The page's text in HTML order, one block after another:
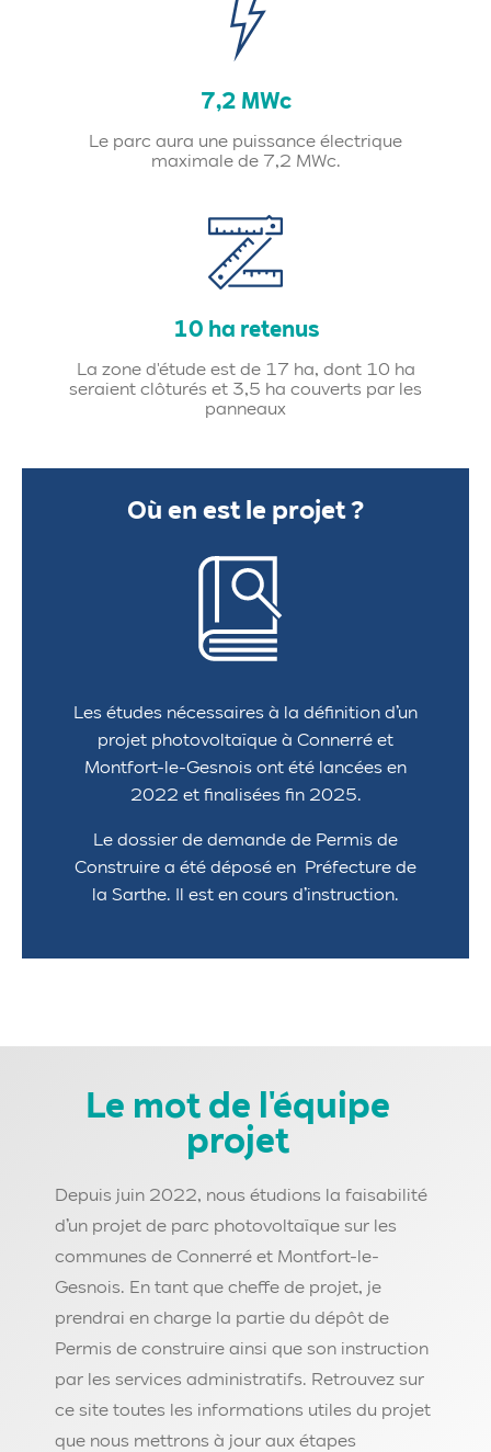
7,2 MWc
Le parc aura une puissance électrique
maximale de 7,2 MWc.
10 ha retenus
La zone d'étude est de 17 ha, dont 10 ha
seraient clôturés et 3,5 ha couverts par les
panneaux
Où en est le projet ?
Les études nécessaires à la définition d’un
projet photovoltaïque à Connerré et
Montfort-le-Gesnois ont été lancées en
2022 et finalisées fin 2025.
Le dossier de demande de Permis de
Construire a été déposé en Préfecture de
la Sarthe. Il est en cours d’instruction.
Le mot de l'équipe
projet
Depuis juin 2022, nous étudions la faisabilité
d’un projet de parc photovoltaïque sur les
communes de Connerré et Montfort-le-
Gesnois. En tant que cheffe de projet, je
prendrai en charge la partie du dépôt de
Permis de construire ainsi que son instruction
par les services administratifs. Retrouvez sur
ce site toutes les informations utiles du projet
que nous mettrons à jour aux étapes